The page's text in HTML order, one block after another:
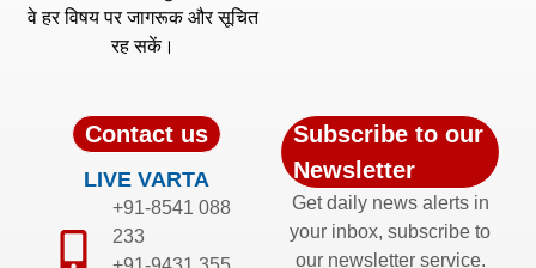
वे हर विषय पर जागरूक और सूचित
रह सकें।
Contact us
LIVE VARTA
+91-8541 088
233
Subscribe to our
Newsletter
Get daily news alerts in
your inbox, subscribe to
our newsletter service.